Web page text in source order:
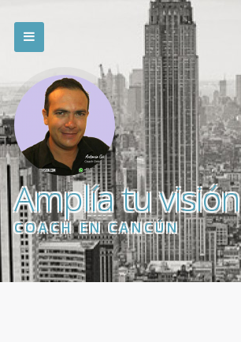
Amplía tu visión
COACH EN CANCÚN